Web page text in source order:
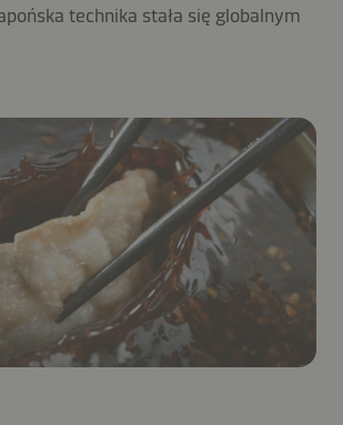
technika stała się globalnym